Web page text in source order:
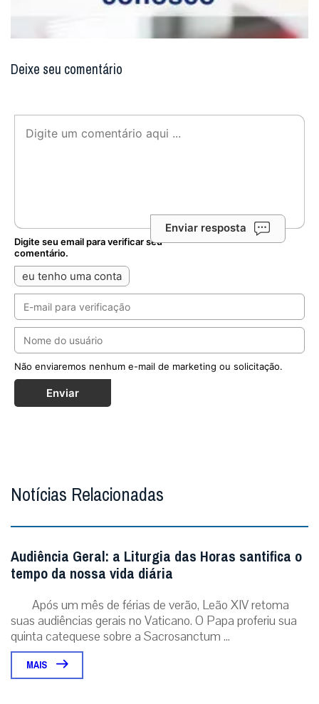
Deixe seu comentário
Enviar resposta
Digite seu email para verificar seu
comentário.
eu tenho uma conta
Não enviaremos nenhum e-mail de marketing ou solicitação.
Enviar
Notícias Relacionadas
Audiência Geral: a Liturgia das Horas santifica o
tempo da nossa vida diária
Após um mês de férias de verão, Leão XIV retoma
suas audiências gerais no Vaticano. O Papa proferiu sua
quinta catequese sobre a Sacrosanctum ...
MAIS